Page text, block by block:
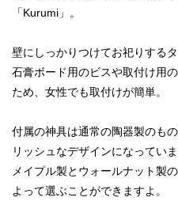
「Kurumi」。
壁にしっかりつけてお祀りする
石膏ボード用のビスや取付け用
ため、女性でも取付けが簡単。
付属の神具は通常の陶器製のも
リッシュなデザインになっていま
メイプル製とウォールナット製
よって選ぶことができますよ。